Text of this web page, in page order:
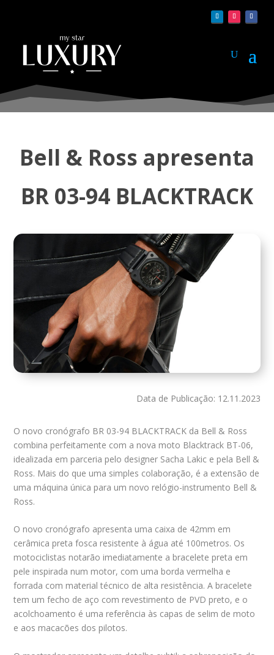
Bell & Ross apresenta
BR 03-94 BLACKTRACK
Data de Publicação: 12.11.2023
O novo cronógrafo BR 03-94 BLACKTRACK da Bell & Ross
combina perfeitamente com a nova moto Blacktrack BT-06,
idealizada em parceria pelo designer Sacha Lakic e pela Bell &
Ross. Mais do que uma simples colaboração, é a extensão de
uma máquina única para um novo relógio-instrumento Bell &
Ross.
O novo cronógrafo apresenta uma caixa de 42mm em
cerâmica preta fosca resistente à água até 100metros. Os
motociclistas notarão imediatamente a bracelete preta em
pele inspirada num motor, com uma borda vermelha e
forrada com material técnico de alta resistência. A bracelete
tem um fecho de aço com revestimento de PVD preto, e o
acolchoamento é uma referência às capas de selim de moto
e aos macacões dos pilotos.